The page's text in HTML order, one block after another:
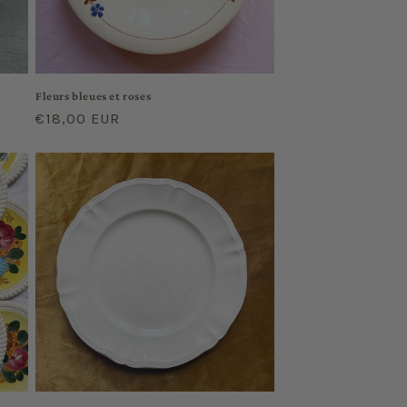
Fleurs bleues et roses
Regular
€18,00 EUR